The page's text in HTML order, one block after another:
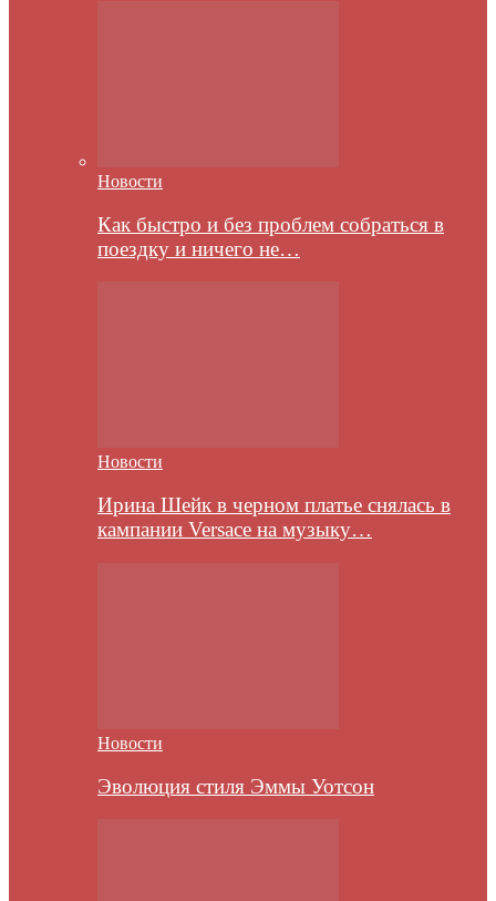
Новости
Как быстро и без проблем собраться в
поездку и ничего не…
Новости
Ирина Шейк в черном платье снялась в
кампании Versace на музыку…
Новости
Эволюция стиля Эммы Уотсон